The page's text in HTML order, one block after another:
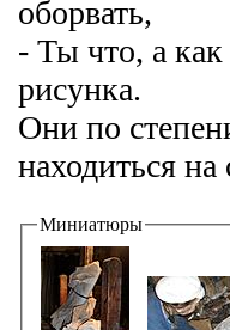
оборвать,
- Ты что, а как
рисунка.
Они по
находиться
Миниатюры